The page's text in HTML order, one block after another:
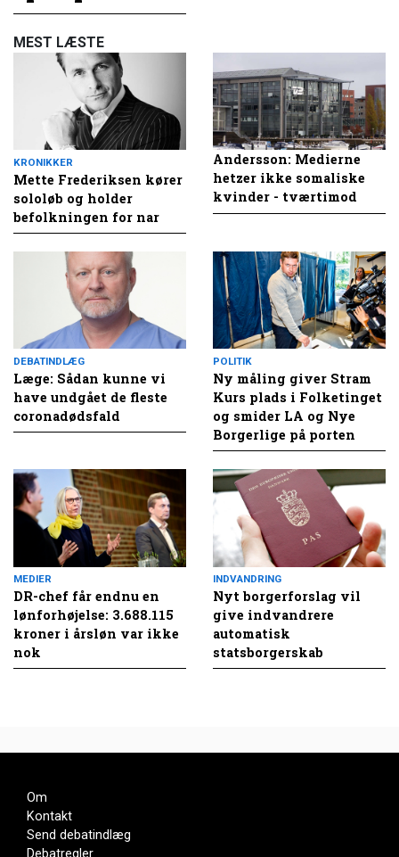
MEST LÆSTE
KRONIKKER
Mette Frederiksen kører
sololøb og holder
befolkningen for nar
Andersson: Medierne
hetzer ikke somaliske
kvinder - tværtimod
DEBATINDLÆG
Læge: Sådan kunne vi
have undgået de fleste
coronadødsfald
POLITIK
Ny måling giver Stram
Kurs plads i Folketinget
og smider LA og Nye
Borgerlige på porten
MEDIER
DR-chef får endnu en
lønforhøjelse: 3.688.115
kroner i årsløn var ikke
nok
INDVANDRING
Nyt borgerforslag vil
give indvandrere
automatisk
statsborgerskab
Om
Kontakt
Send debatindlæg